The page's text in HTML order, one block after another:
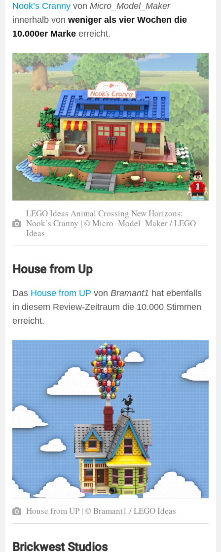
Nook’s Cranny von Micro_Model_Maker
innerhalb von weniger als vier Wochen die
10.000er Marke erreicht.
LEGO Ideas Animal Crossing New Horizons:
Nook’s Cranny | © Micro_Model_Maker / LEGO
Ideas
House from Up
Das House from UP von Bramant1 hat ebenfalls
in diesem Review-Zeitraum die 10.000 Stimmen
erreicht.
House from UP | © Bramant1 / LEGO Ideas
Brickwest Studios